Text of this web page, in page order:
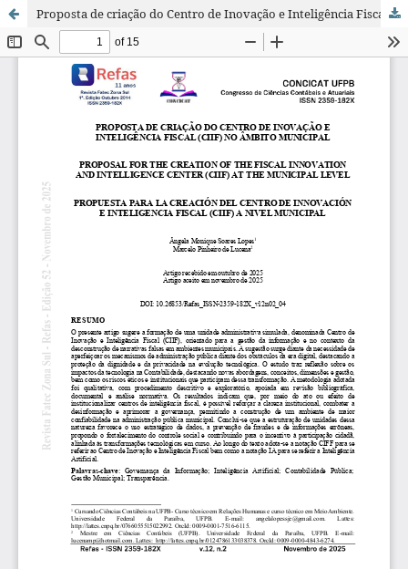
Proposta de criação do Centro de Inovação e Inteligência Fiscal (CIIF) no âmbito municipal